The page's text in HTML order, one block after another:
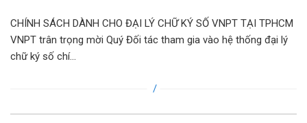
CHÍNH SÁCH DÀNH CHO ĐẠI LÝ CHỮ KÝ SỐ VNPT TẠI TPHCM
VNPT trân trọng mời Quý Đối tác tham gia vào hệ thống đại lý
chữ ký số chí...